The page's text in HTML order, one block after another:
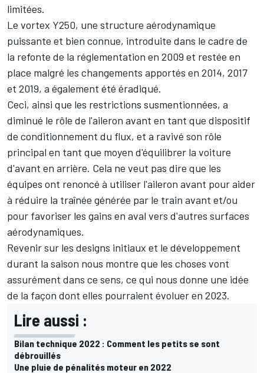
limitées.
Le vortex Y250, une structure aérodynamique
puissante et bien connue, introduite dans le cadre de
la refonte de la réglementation en 2009 et restée en
place malgré les changements apportés en 2014, 2017
et 2019, a également été éradiqué.
Ceci, ainsi que les restrictions susmentionnées, a
diminué le rôle de l'aileron avant en tant que dispositif
de conditionnement du flux, et a ravivé son rôle
principal en tant que moyen d'équilibrer la voiture
d'avant en arrière. Cela ne veut pas dire que les
équipes ont renoncé à utiliser l'aileron avant pour aider
à réduire la traînée générée par le train avant et/ou
pour favoriser les gains en aval vers d'autres surfaces
aérodynamiques.
Revenir sur les designs initiaux et le développement
durant la saison nous montre que les choses vont
assurément dans ce sens, ce qui nous donne une idée
de la façon dont elles pourraient évoluer en 2023.
Lire aussi :
Bilan technique 2022 : Comment les petits se sont
débrouillés
Une pluie de pénalités moteur en 2022